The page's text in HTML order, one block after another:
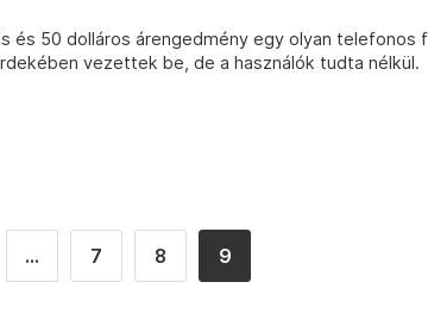
és 50 dolláros árengedmény egy olyan telefonos
vezettek be, de a használók tudta nélkül.
... 7 8 9